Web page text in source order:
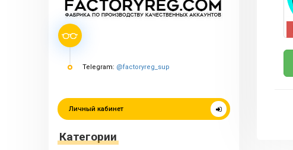
Telegram: @factoryreg_sup
Личный кабинет
Категории